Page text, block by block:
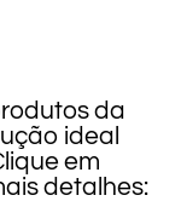
da
ideal
em
detalhes: